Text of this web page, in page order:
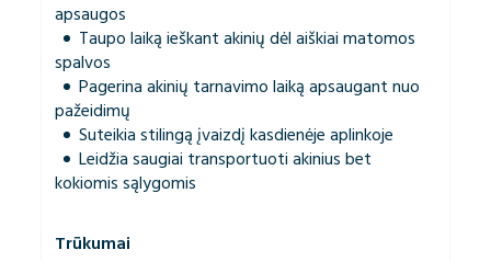
apsaugos
Taupo laiką ieškant akinių dėl aiškiai matomos
spalvos
Pagerina akinių tarnavimo laiką apsaugant nuo
pažeidimų
Suteikia stilingą įvaizdį kasdienėje aplinkoje
Leidžia saugiai transportuoti akinius bet
kokiomis sąlygomis
Trūkumai